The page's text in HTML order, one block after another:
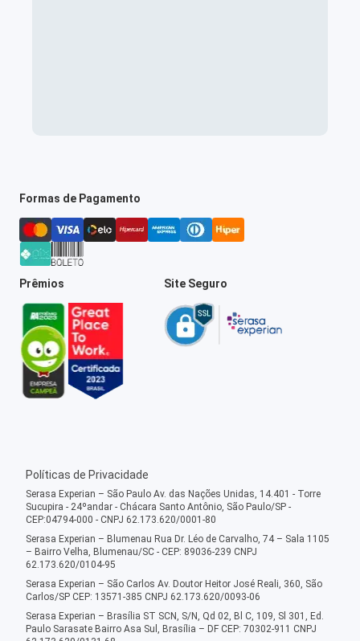
Formas de Pagamento
Prêmios Site Seguro
Políticas de Privacidade
Serasa Experian – São Paulo Av. das Nações Unidas, 14.401 - Torre
Sucupira - 24ºandar - Chácara Santo Antônio, São Paulo/SP -
CEP:04794-000 - CNPJ 62.173.620/0001-80
Serasa Experian – Blumenau Rua Dr. Léo de Carvalho, 74 – Sala 1105
– Bairro Velha, Blumenau/SC - CEP: 89036-239 CNPJ
62.173.620/0104-95
Serasa Experian – São Carlos Av. Doutor Heitor José Reali, 360, São
Carlos/SP CEP: 13571-385 CNPJ 62.173.620/0093-06
Serasa Experian – Brasília ST SCN, S/N, Qd 02, Bl C, 109, Sl 301, Ed.
Paulo Sarasate Bairro Asa Sul, Brasília – DF CEP: 70302-911 CNPJ